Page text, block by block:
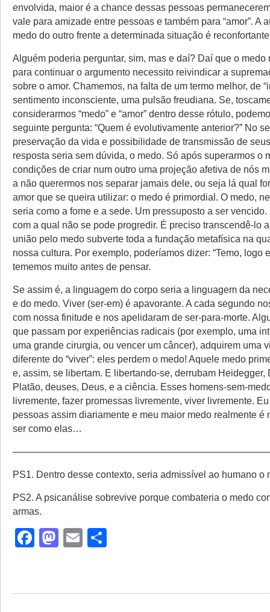
envolvida, maior é a chance dessas pessoas
vale para amizade entre pessoas e também para “amor”. A
medo do outro frente a determinada situação é
Alguém poderia perguntar, sim, mas e daí? Daí que o medo
para continuar o argumento necessito reivindicar a
sobre o amor. Chamemos, na falta de um termo melhor, de
sentimento inconsciente, uma pulsão freudiana. Se,
considerarmos “medo” e “amor” dentro desse rótulo,
seguinte pergunta: “Quem é evolutivamente anterior?” No
preservação da vida e possibilidade de transmissão de
resposta seria sem dúvida, o medo. Só após superarmos o
condições de criar num outro uma projeção afetiva de nós
a não querermos nos separar jamais dele, ou seja lá qual
amor que se queira utilizar: o medo é primordial. O medo,
seria como a fome e a sede. Um pressuposto a ser
com a qual não se pode progredir. É preciso transcendê-lo
união pelo medo subverte toda a fundação metafísica na
nossa cultura. Por exemplo, poderíamos dizer: “Temo, logo
tememos muito antes de pensar.
Se assim é, a linguagem do corpo seria a linguagem da
e do medo. Viver (ser-em) é apavorante. A cada segundo
com nossa finitude e nos apelidaram de ser-para-morte.
que passam por experiências radicais (por exemplo, uma
uma grande cirurgia, ou vencer um câncer), adquirem uma
diferente do “viver”: eles perdem o medo! Aquele medo
e, assim, se libertam. E libertando-se, derrubam Heidegger,
Platão, deuses, Deus, e a ciência. Esses homens-sem-
livremente, fazer promessas livremente, viver livremente.
pessoas assim diariamente e meu maior medo realmente é
ser como elas…
PS1. Dentro desse contexto, seria admissível ao humano o
PS2. A psicanálise sobrevive porque combateria o medo
armas.
Facebook
Mastodon
Email